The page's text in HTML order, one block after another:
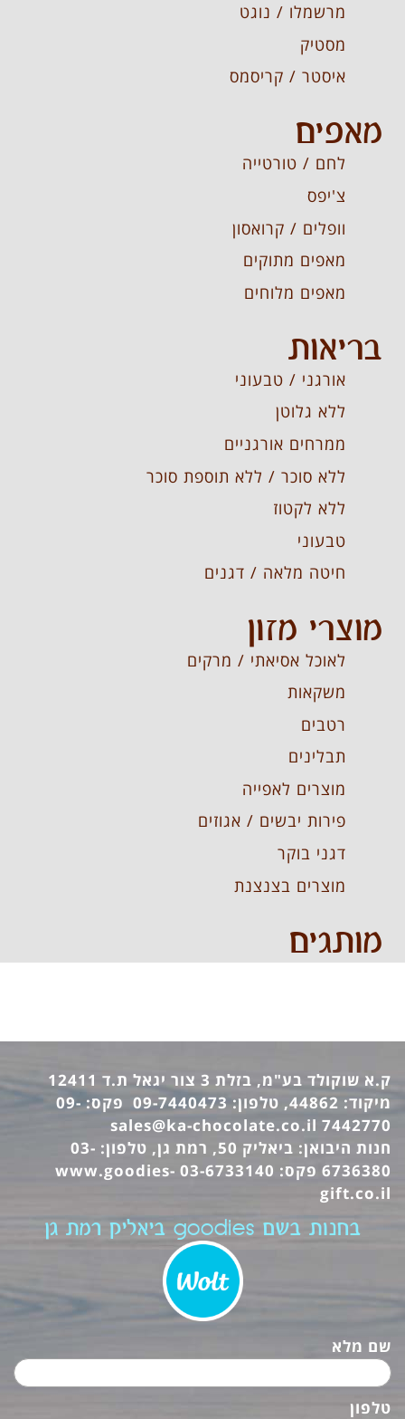
מרשמלו / נוגט
מסטיק
איסטר / קריסמס
מאפים
לחם / טורטייה
צ'יפס
וופלים / קרואסון
מאפים מתוקים
מאפים מלוחים
בריאות
אורגני / טבעוני
ללא גלוטן
ממרחים אורגניים
ללא סוכר / ללא תוספת סוכר
ללא לקטוז
טבעוני
חיטה מלאה / דגנים
מוצרי מזון
לאוכל אסיאתי / מרקים
משקאות
רטבים
תבלינים
מוצרים לאפייה
פירות יבשים / אגוזים
דגני בוקר
מוצרים בצנצנת
מותגים
ק.א שוקולד בע"מ, בזלת 3 צור יגאל ת.ד 12411
מיקוד: 44862, טלפון: 09-7440473 פקס: 09-
7442770
sales@ka-chocolate.co.il
חנות היבואן: ביאליק 50, רמת גן, טלפון: 03-
6736380 פקס: 03-6733140
www.goodies-
gift.co.il
בחנות בשם goodies ביאליק רמת גן
שם מלא
טלפון